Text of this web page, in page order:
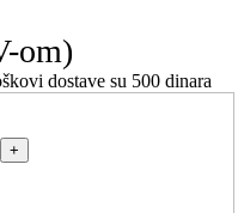
om)
dostave su 500 dinara
+